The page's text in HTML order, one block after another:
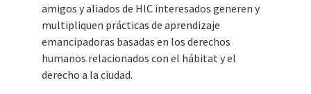
amigos y aliados de HIC interesados ​​generen y
multipliquen prácticas de aprendizaje
emancipadoras basadas en los derechos
humanos relacionados con el hábitat y el
derecho a la ciudad.